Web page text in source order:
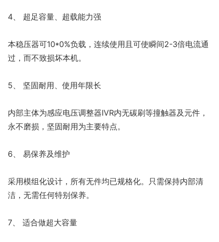
4、 超足容量、超载能力强
本稳压器可10*0%负载，连续使用且可使瞬间2-3倍电流通
过，而不致损坏本机。
5、 坚固耐用、使用年限长
内部主体为感应电压调整器IVR内无碳刷等撞触器及元件，
永不磨损，坚固耐用为主要特点。
6、 易保养及维护
采用模组化设计，所有无件均已规格化。只需保持内部清
洁，无需任何特别保养。
7、 适合做超大容量